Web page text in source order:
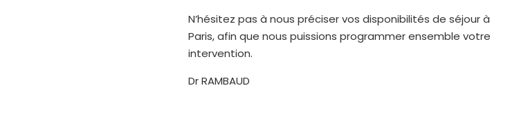
N’hésitez pas à nous préciser vos disponibilités de séjour à
Paris, afin que nous puissions programmer ensemble votre
intervention.
Dr RAMBAUD